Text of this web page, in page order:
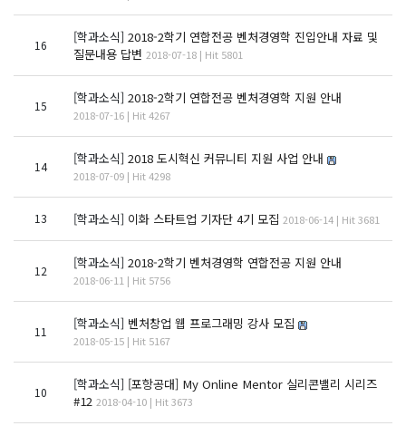
16 [학과소식] 2018-2학기 연합전공 벤처경영학 진입안내 자료 및
질문내용 답변 2018-07-18 | Hit 5801
15 [학과소식] 2018-2학기 연합전공 벤처경영학 지원 안내
2018-07-16 | Hit 4267
14 [학과소식] 2018 도시혁신 커뮤니티 지원 사업 안내
2018-07-09 | Hit 4298
13 [학과소식] 이화 스타트업 기자단 4기 모집 2018-06-14 | Hit 3681
12 [학과소식] 2018-2학기 벤처경영학 연합전공 지원 안내
2018-06-11 | Hit 5756
11 [학과소식] 벤처창업 웹 프로그래밍 강사 모집
2018-05-15 | Hit 5167
10 [학과소식] [포항공대] My Online Mentor 실리콘밸리 시리즈
#12 2018-04-10 | Hit 3673